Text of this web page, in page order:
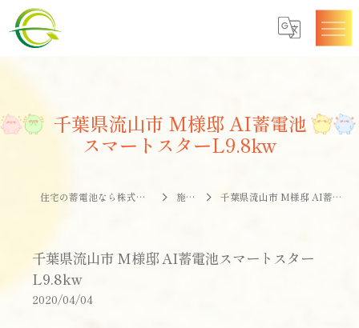
千葉県流山市 M様邸 AI蓄電池
スマートスターL9.8kw
住宅の蓄電池なら株式会社エナジークオリティー 施工事例 千葉県流山市 M様邸 AI蓄電池スマートスターL9.8kw
千葉県流山市 M様邸 AI蓄電池スマートスター
L9.8kw
2020/04/04